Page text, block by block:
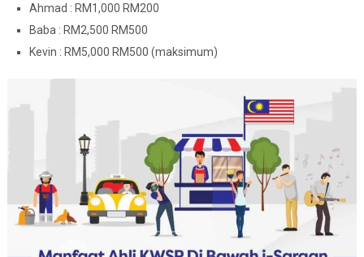
Ahmad : RM1,000 RM200
Baba : RM2,500 RM500
Kevin : RM5,000 RM500 (maksimum)